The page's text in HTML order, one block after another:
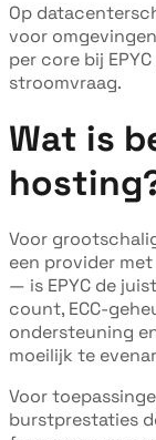
Op
voor
per core bij
stroomvraag.
Wat is
Voor
een provider
— is EPYC de
count, ECC-
ondersteuning
moeilijk te
Voor
burstprestaties